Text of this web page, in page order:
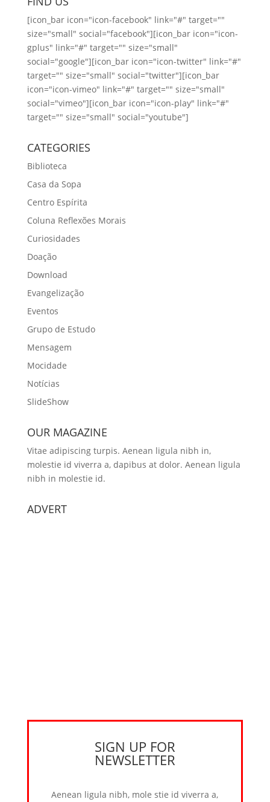
[icon_bar icon="icon-facebook" link="#" target=""
size="small" social="facebook"][icon_bar icon="icon-
gplus" link="#" target="" size="small"
social="google"][icon_bar icon="icon-twitter" link="#"
target="" size="small" social="twitter"][icon_bar
icon="icon-vimeo" link="#" target="" size="small"
social="vimeo"][icon_bar icon="icon-play" link="#"
target="" size="small" social="youtube"]
CATEGORIES
Biblioteca
Casa da Sopa
Centro Espírita
Coluna Reflexões Morais
Curiosidades
Doação
Download
Evangelização
Eventos
Grupo de Estudo
Mensagem
Mocidade
Notícias
SlideShow
OUR MAGAZINE
Vitae adipiscing turpis. Aenean ligula nibh in,
molestie id viverra a, dapibus at dolor. Aenean ligula
nibh in molestie id.
ADVERT
SIGN UP FOR
NEWSLETTER
Aenean ligula nibh, mole stie id viverra a,